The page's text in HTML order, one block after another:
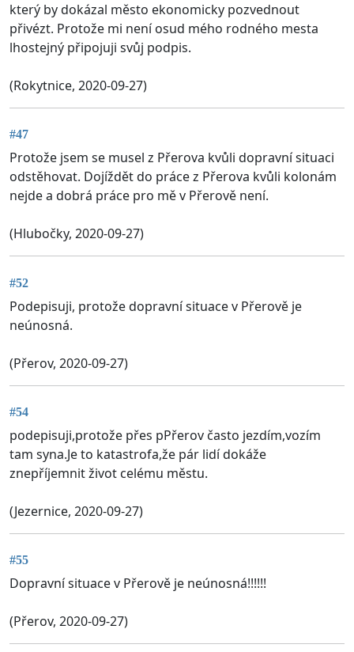
který by dokázal město ekonomicky pozvednout
přivézt. Protože mi není osud mého rodného mesta
lhostejný připojuji svůj podpis.
(Rokytnice, 2020-09-27)
#47
Protože jsem se musel z Přerova kvůli dopravní situaci
odstěhovat. Dojíždět do práce z Přerova kvůli kolonám
nejde a dobrá práce pro mě v Přerově není.
(Hlubočky, 2020-09-27)
#52
Podepisuji, protože dopravní situace v Přerově je
neúnosná.
(Přerov, 2020-09-27)
#54
podepisuji,protože přes pPřerov často jezdím,vozím
tam syna.Je to katastrofa,že pár lidí dokáže
znepříjemnit život celému městu.
(Jezernice, 2020-09-27)
#55
Dopravní situace v Přerově je neúnosná!!!!!!
(Přerov, 2020-09-27)